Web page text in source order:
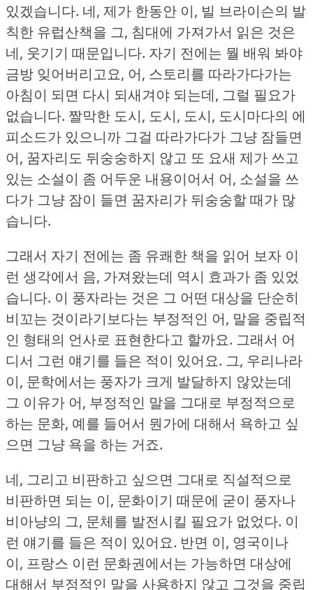
있겠습니다. 네, 제가 한동안 이, 빌 브라이슨의 발
칙한 유럽산책을 그, 침대에 가져가서 읽은 것은
네, 웃기기 때문입니다. 자기 전에는 뭘 배워 봐야
금방 잊어버리고요, 어, 스토리를 따라가다가는
아침이 되면 다시 되새겨야 되는데, 그럴 필요가
없습니다. 짤막한 도시, 도시, 도시, 도시마다의 에
피소드가 있으니까 그걸 따라가다가 그냥 잠들면
어, 꿈자리도 뒤숭숭하지 않고 또 요새 제가 쓰고
있는 소설이 좀 어두운 내용이어서 어, 소설을 쓰
다가 그냥 잠이 들면 꿈자리가 뒤숭숭할 때가 많
습니다.
그래서 자기 전에는 좀 유쾌한 책을 읽어 보자 이
런 생각에서 음, 가져왔는데 역시 효과가 좀 있었
습니다. 이 풍자라는 것은 그 어떤 대상을 단순히
비꼬는 것이라기보다는 부정적인 어, 말을 중립적
인 형태의 언사로 표현한다고 할까요. 그래서 어
디서 그런 얘기를 들은 적이 있어요. 그, 우리나라
이, 문학에서는 풍자가 크게 발달하지 않았는데
그 이유가 어, 부정적인 말을 그대로 부정적으로
하는 문화, 예를 들어서 뭔가에 대해서 욕하고 싶
으면 그냥 욕을 하는 거죠.
네, 그리고 비판하고 싶으면 그대로 직설적으로
비판하면 되는 이, 문화이기 때문에 굳이 풍자나
비아냥의 그, 문체를 발전시킬 필요가 없었다. 이
런 얘기를 들은 적이 있어요. 반면 이, 영국이나
이, 프랑스 이런 문화권에서는 가능하면 대상에
대해서 부정적인 말을 사용하지 않고 그것을 중립